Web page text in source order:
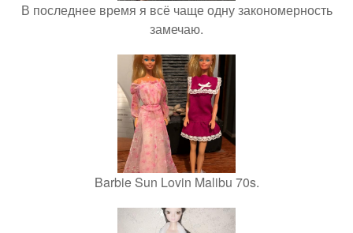
В последнее время я всё чаще одну закономерность
замечаю.
Barbie Sun Lovin Malibu 70s.